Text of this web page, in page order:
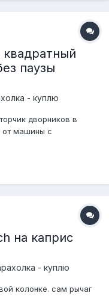
паузы
- куплю
дворников в
от машины с
моторчика,
есть, а вот вся
на каприс
- куплю
колонке. сам рычаг